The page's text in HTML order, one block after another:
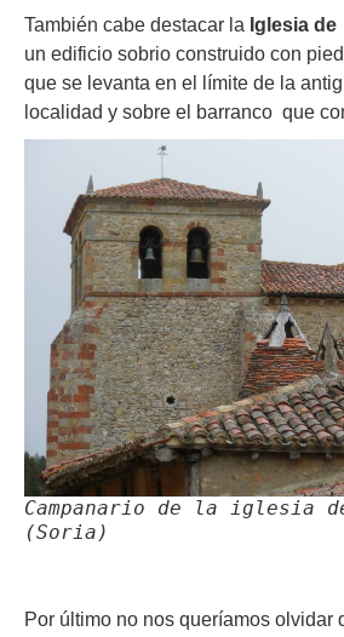
También cabe destacar la Iglesia
un edificio sobrio construido con
que se levanta en el límite de la
localidad y sobre el barranco que
Campanario de la iglesia
(Soria)
Por último no nos queríamos olvidar